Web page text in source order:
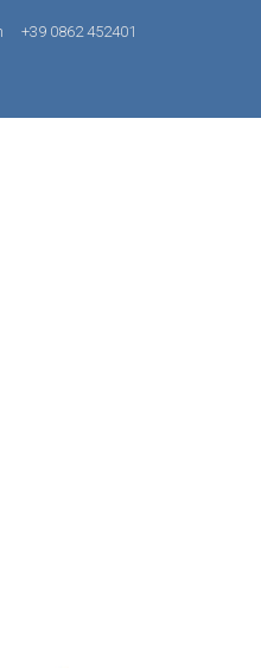
+39 0862 452401